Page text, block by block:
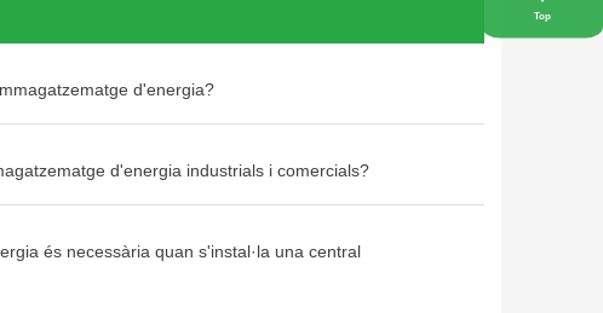
d'energia?
d'energia industrials i comercials?
és necessària quan s'instal·la una central
Top